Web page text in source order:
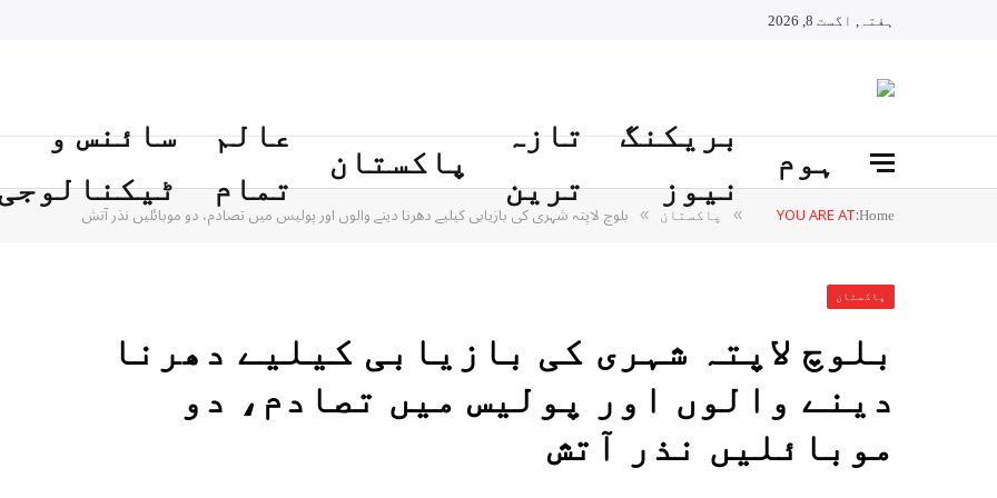
ہفتہ, اگست 8, 2026
ہوم
بریکنگ
نیوز
تازہ
ترین
پاکستان
عالم
تمام
سائنس و
YOU ARE AT:Home
» پاکستان » بلوچ لاپتہ شہری کی بازیابی کیلیے دھرنا دینے والوں اور پولیس میں تصادم، دو موبائلیں نذر آتش
پاکستان
بلوچ لاپتہ شہری کی بازیابی کیلیے دھرنا
دینے والوں اور پولیس میں تصادم، دو
موبائلیں نذر آتش